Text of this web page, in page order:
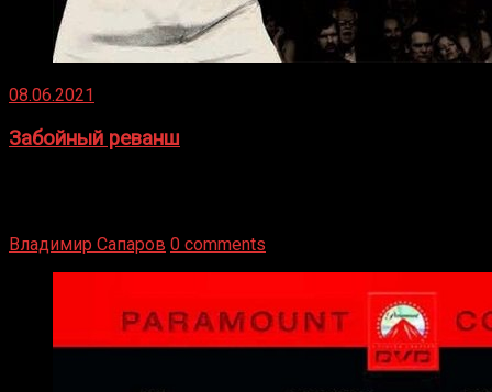
08.06.2021
Забойный реванш
Владимир Сапаров 0 comments